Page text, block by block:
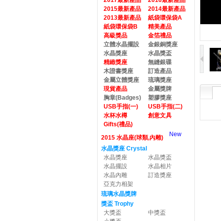
2015最新產品
2014最新產品
2013最新產品
紙袋環保袋A
紙袋環保袋B
精美產品
高級獎品
金箔禮品
立體水晶擺設
金銀銅獎座
水晶獎座
水晶獎盃
精緻獎座
無縫銀碟
木證書獎座
訂造產品
金屬立體獎座
琉璃獎座
現貨產品
金屬獎牌
胸章(Badges)
塑膠獎座
USB手指(一)
USB手指(二)
水杯水樽
創意文具
Gifts(禮品)
2015 水晶座(球類,內雕)
New
水晶獎座 Crystal
水晶獎座
水晶獎盃
水晶擺設
水晶相片
水晶內雕
訂造獎座
亞克力相架
琉璃水晶獎牌
獎盃 Trophy
大獎盃
中獎盃